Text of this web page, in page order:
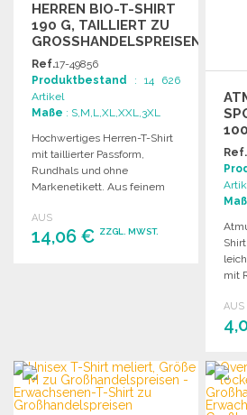
HERREN BIO-T-SHIRT
190 G, TAILLIERT ZU
GROSSHANDELSPREISEN
Ref.17-49856
Produktbestand : 14 626
Artikel
Maße : S,M,L,XL,XXL,3XL
Hochwertiges Herren-T-Shirt
mit taillierter Passform,
Rundhals und ohne
Markenetikett. Aus feinem
Alltag.
AUS
14,06 € ZZGL. MWST.
Ref.
mit
AUS